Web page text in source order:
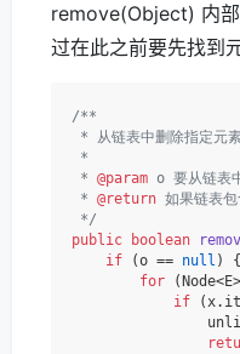
remove(Object) 内
过在此之前要先找到
/**
* 从链表中删除指定元素
*
* @param o 要从链表
* @return 如果链表
*/
public
boolean
if (o == null ) {
for
if